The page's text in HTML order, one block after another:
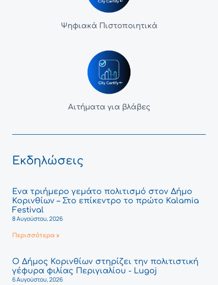
Ψηφιακά Πιστοποιητικά
Αιτήματα για βλάβες
Εκδηλώσεις
Ένα τριήμερο γεμάτο πολιτισμό στον Δήμο
Κορινθίων – Στο επίκεντρο το πρώτο Kalamia
Festival
8 Αυγούστου, 2026
Περισσότερα »
Ο Δήμος Κορινθίων στηρίζει την πολιτιστική
γέφυρα φιλίας Περιγιαλίου - Lugoj
6 Αυγούστου, 2026